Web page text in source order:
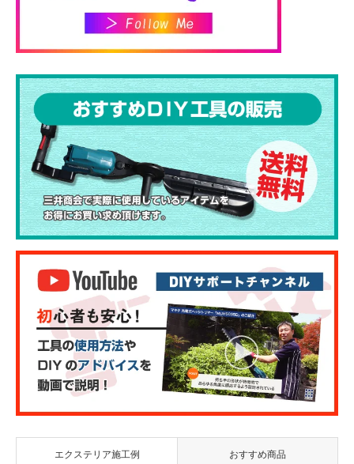
エクステリア施工例 おすすめ商品